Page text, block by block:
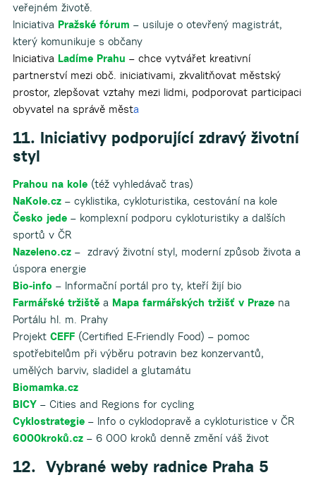
veřejném životě.
Iniciativa Pražské fórum – usiluje o otevřený magistrát,
který komunikuje s občany
Iniciativa Ladíme Prahu – chce vytvářet kreativní
partnerství mezi obč. iniciativami, zkvalitňovat městský
prostor, zlepšovat vztahy mezi lidmi, podporovat participaci
obyvatel na správě města
11. Iniciativy podporující zdravý životní
styl
Prahou na kole(též vyhledávač tras)
NaKole.cz– cyklistika, cykloturistika, cestování na kole
Česko jede– komplexní podporu cykloturistiky a dalších
sportů v ČR
Nazeleno.cz– zdravý životní styl, moderní způsob života a
úspora energie
Bio-info – Informační portál pro ty, kteří žijí bio
Farmářské tržištěa Mapa farmářských tržišť v Prazena
Portálu hl. m. Prahy
Projekt CEFF(Certified E-Friendly Food) – pomoc
spotřebitelům při výběru potravin bez konzervantů,
umělých barviv, sladidel a glutamátu
Biomamka.cz
BICY– Cities and Regions for cycling
Cyklostrategie– Info o cyklodopravě a cykloturistice v ČR
6000kroků.cz– 6 000 kroků denně změní váš život
12. Vybrané weby radnice Praha 5